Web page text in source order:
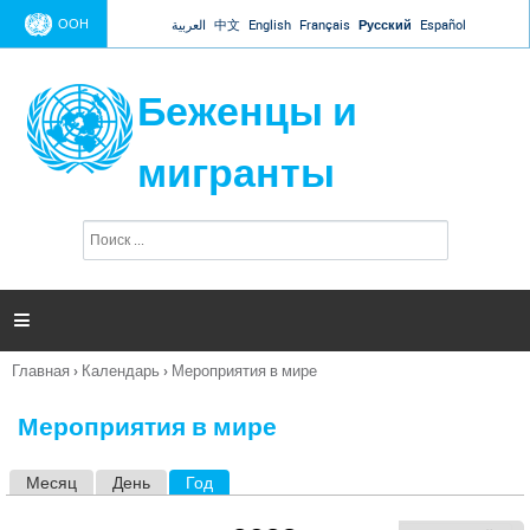
Jump to navigation
ООН العربية 中文 English Français Русский Español
Беженцы и
мигранты
п
и

Вы
Главная › Календарь › Мероприятия в мире
Мероприятия в мире
Месяц День Год